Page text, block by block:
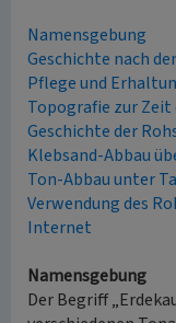
Namensgebung
Geschichte nach
Pflege und
Topografie zur Zeit
Geschichte der
Klebsand-Abbau
Ton-Abbau unter
Verwendung des
Internet
Namensgebung
Der Begriff